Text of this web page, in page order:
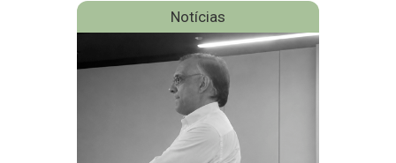
Notícias